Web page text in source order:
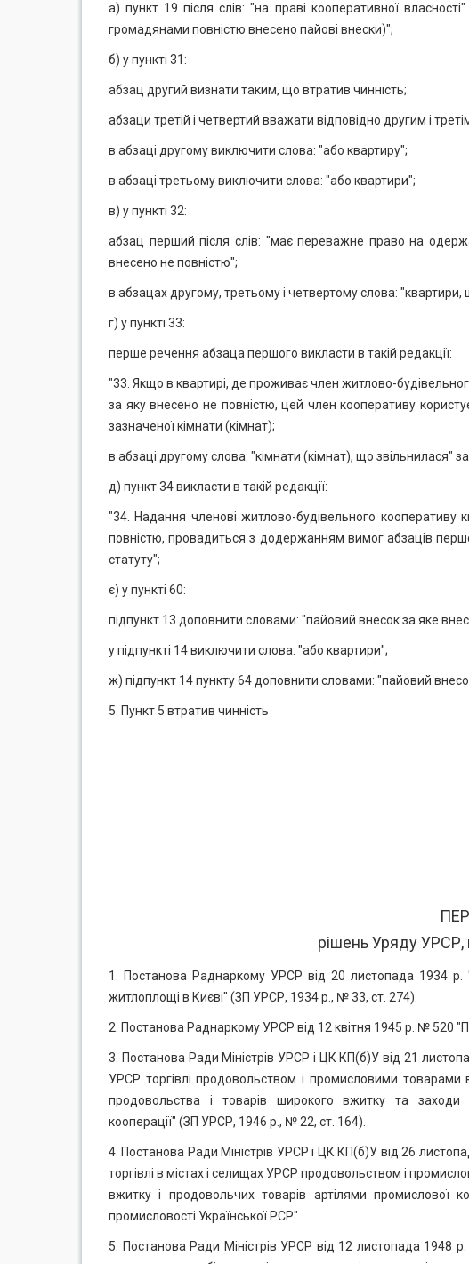
а) пункт 19 після слів: "на праві кооперативної
громадянами повністю внесено пайові внески)";
б) у пункті 31:
абзац другий визнати таким, що втратив чинність;
абзаци третій і четвертий вважати відповідно другим і
в абзаці другому виключити слова: "або квартиру";
в абзаці третьому виключити слова: "або квартири";
в) у пункті 32:
абзац перший після слів: "має переважне право на
внесено не повністю";
в абзацах другому, третьому і четвертому слова:
г) у пункті 33:
перше речення абзаца першого викласти в такій редакції:
"33. Якщо в квартирі, де проживає член житлово-
за яку внесено не повністю, цей член кооперативу
зазначеної кімнати (кімнат);
в абзаці другому слова: "кімнати (кімнат), що звільнилася"
д) пункт 34 викласти в такій редакції:
"34. Надання членові житлово-будівельного
повністю, провадиться з додержанням вимог абзаців
статуту";
є) у пункті 60:
підпункт 13 доповнити словами: "пайовий внесок за яке
у підпункті 14 виключити слова: "або квартири";
ж) підпункт 14 пункту 64 доповнити словами: "пайовий
5. Пункт 5 втратив чинність
рішень Уряду УРСР,
1. Постанова Раднаркому УРСР від 20 листопада 1934
житлоплощі в Києві" (ЗП УРСР, 1934 р., № 33, ст. 274).
2. Постанова Раднаркому УРСР від 12 квітня 1945 р. № 520
3. Постанова Ради Міністрів УРСР і ЦК КП(б)У від 21
УРСР торгівлі продовольством і промисловими
продовольства і товарів широкого вжитку та заходи
кооперації" (ЗП УРСР, 1946 р., № 22, ст. 164).
4. Постанова Ради Міністрів УРСР і ЦК КП(б)У від 26
торгівлі в містах і селищах УРСР продовольством і
вжитку і продовольчих товарів артілями промислової
промисловості Української РСР".
5. Постанова Ради Міністрів УРСР від 12 листопада 1948